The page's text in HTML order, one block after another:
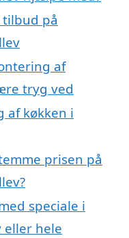
på
af
tryg ved
af køkken i
prisen på
speciale i
eller hele